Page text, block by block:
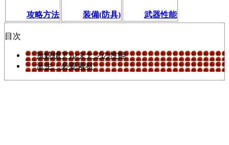
攻略方法 装備(防具) 武器性能
目次
叛銃槍アルダナブの性能
派生・必要素材